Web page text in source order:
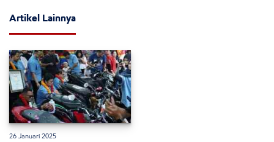
Artikel Lainnya
26 Januari 2025